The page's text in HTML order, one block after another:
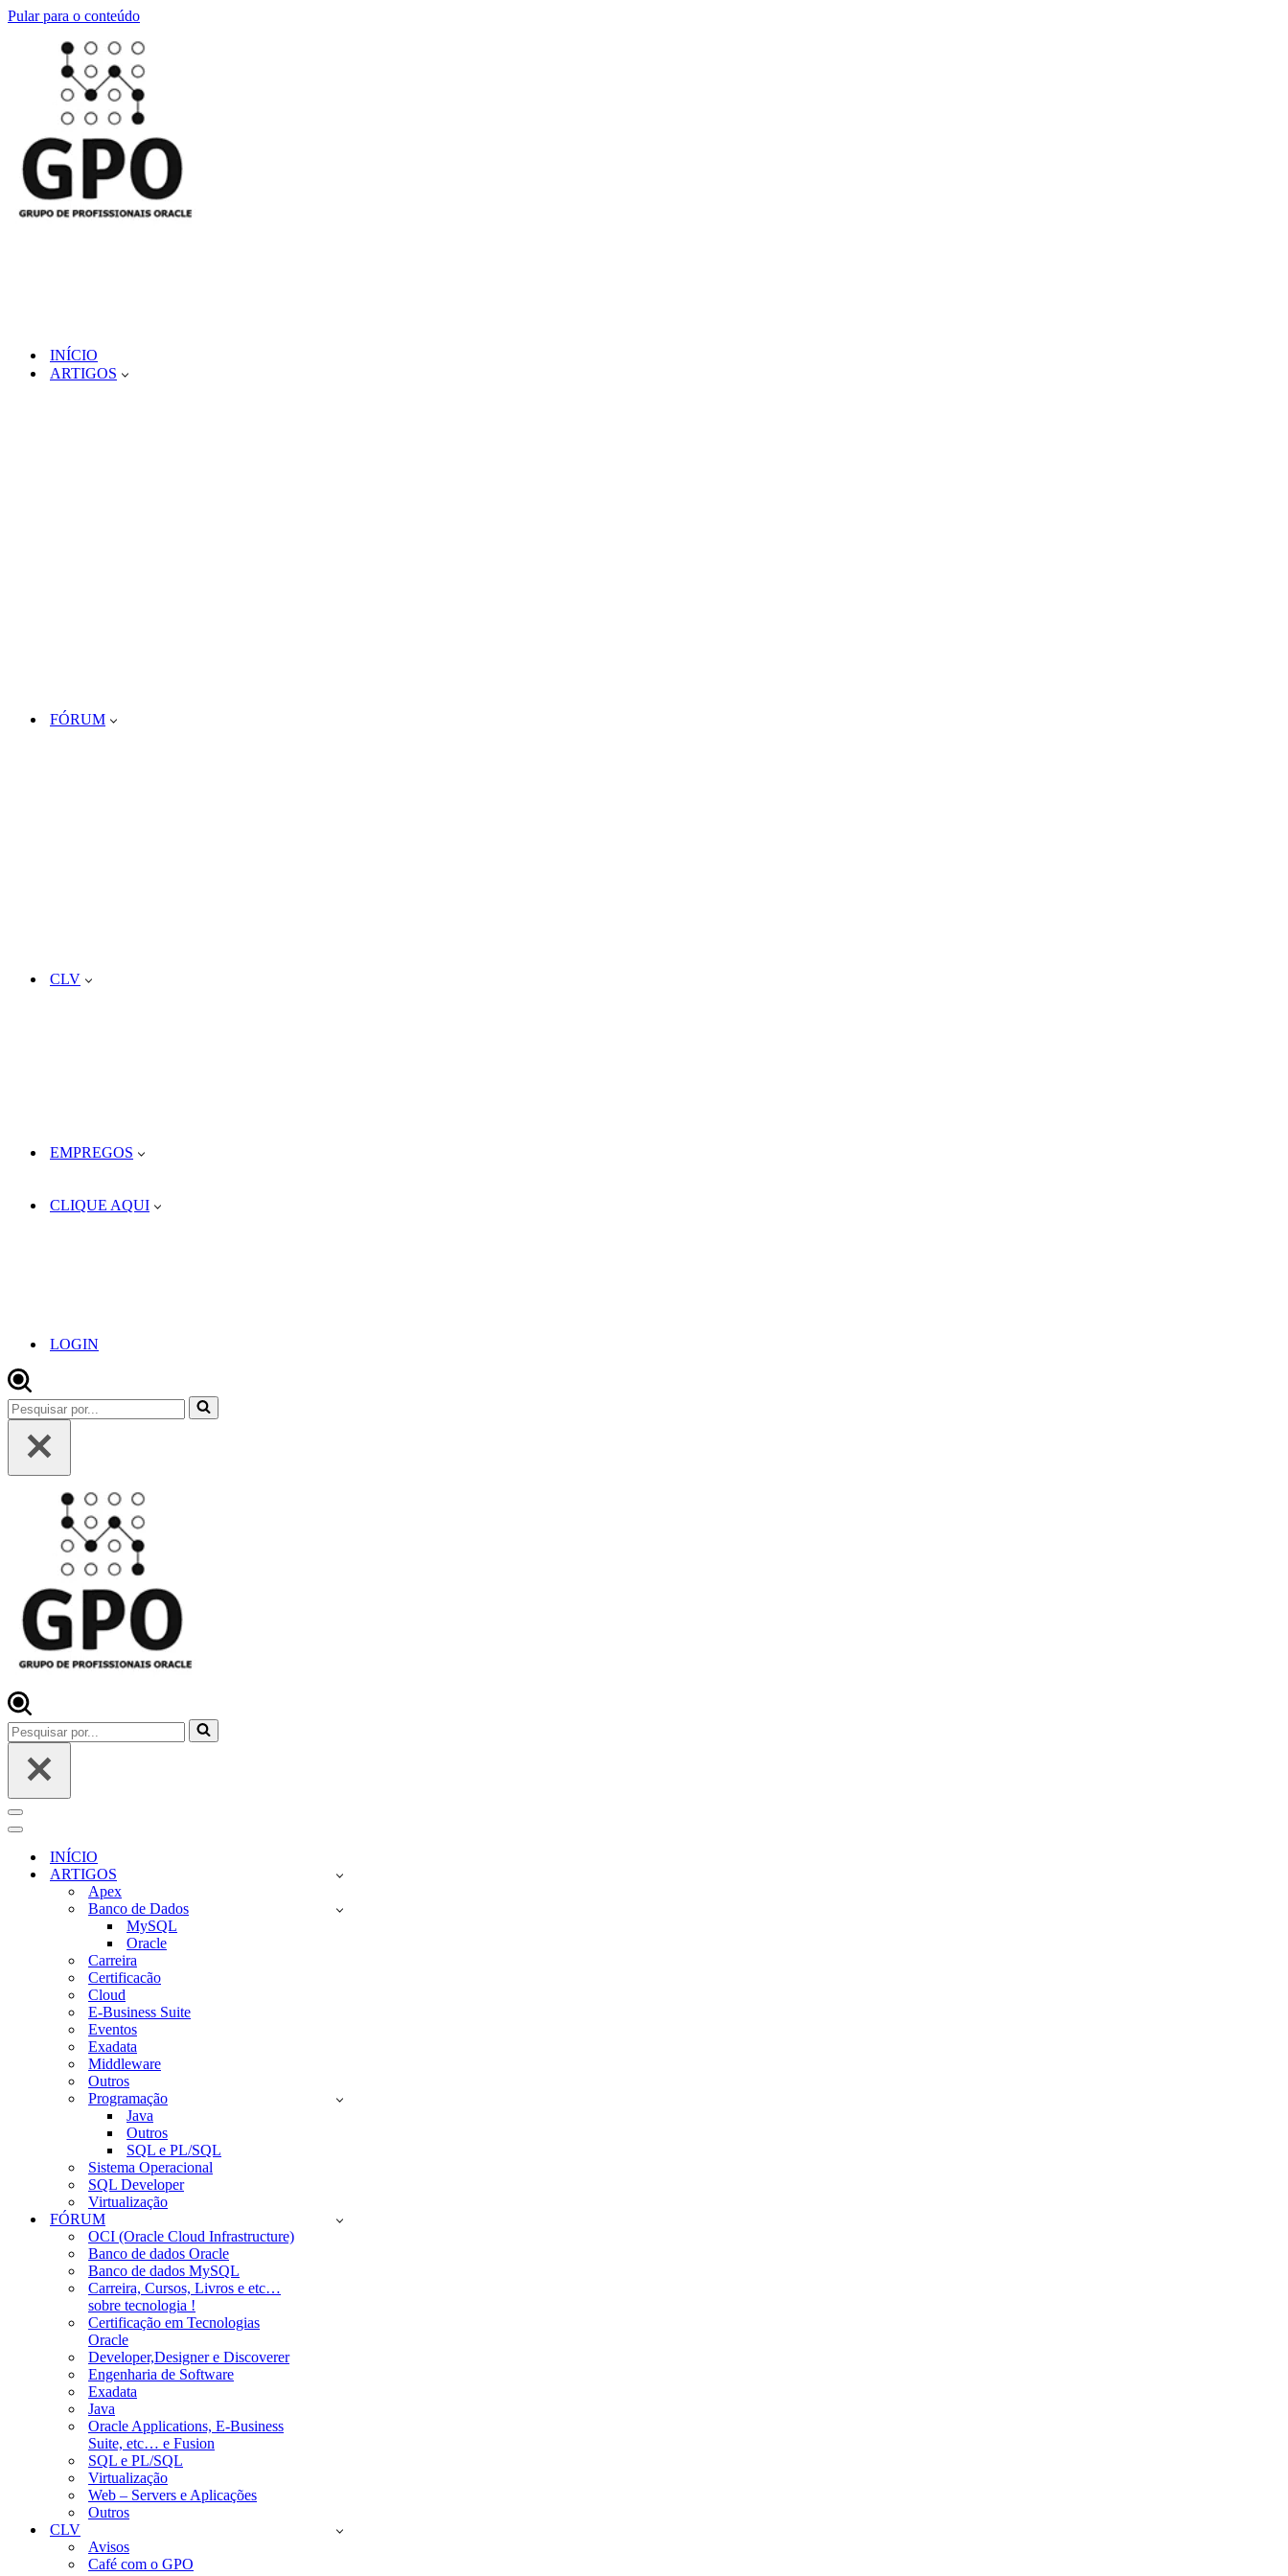
Pular para o conteúdo
INÍCIO
ARTIGOS
FÓRUM
CLV
EMPREGOS
CLIQUE AQUI
LOGIN
Pesquisar
por...
Pesquisar
por...
Menu
de
navegação
Menu
navegaçãoINÍCIO
ARTIGOS
Apex
Banco de Dados
MySQL
Oracle
Carreira
Certificacão
Cloud
E-Business Suite
Eventos
Exadata
Middleware
Outros
Programação
Java
Outros
SQL e PL/SQL
Sistema Operacional
SQL Developer
Virtualização
FÓRUM
OCI (Oracle Cloud Infrastructure)
Banco de dados Oracle
Banco de dados MySQL
Carreira, Cursos, Livros e etc…
sobre tecnologia !
Certificação em Tecnologias
Oracle
Developer,Designer e Discoverer
Engenharia de Software
Exadata
Java
Oracle Applications, E-Business
Suite, etc… e Fusion
SQL e PL/SQL
Virtualização
Web – Servers e Aplicações
Outros
CLV
Avisos
Café com o GPO